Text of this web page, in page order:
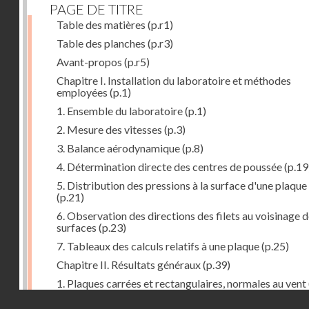
PAGE DE TITRE
Table des matières (p.r1)
Table des planches (p.r3)
Avant-propos (p.r5)
Chapitre I. Installation du laboratoire et méthodes
employées (p.1)
1. Ensemble du laboratoire(p.1)
2. Mesure des vitesses (p.3)
3. Balance aérodynamique(p.8)
4. Détermination directe des centres de poussée
5. Distribution des pressions à la surface d'une plaque
(p.21)
6. Observation des directions des filets au voisinage
surfaces (p.23)
7. Tableaux des calculs relatifs à une plaque(p.25)
Chapitre II. Résultats généraux(p.39)
1. Plaques carrées et rectangulaires, normales au vent